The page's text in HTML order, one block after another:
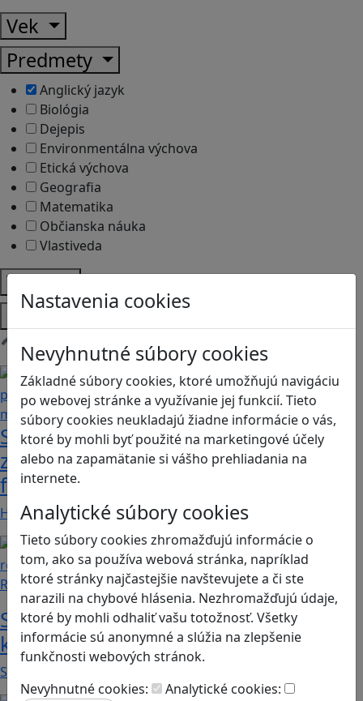
Nastavenia cookies
Nevyhnutné súbory cookies
Základné súbory cookies, ktoré umožňujú navigáciu
po webovej stránke a využívanie jej funkcií. Tieto
súbory cookies neukladajú žiadne informácie o vás,
ktoré by mohli byť použité na marketingové účely
alebo na zapamätanie si vášho prehliadania na
internete.
Analytické súbory cookies
Tieto súbory cookies zhromažďujú informácie o
tom, ako sa používa webová stránka, napríklad
ktoré stránky najčastejšie navštevujete a či ste
narazili na chybové hlásenia. Nezhromažďujú údaje,
ktoré by mohli odhaliť vašu totožnosť. Všetky
informácie sú anonymné a slúžia na zlepšenie
funkčnosti webových stránok.
Nevyhnutné cookies:
Analytické cookies:
Vek
Predmety
Anglický jazyk
Biológia
Dejepis
Environmentálna výchova
Etická výchova
Geografia
Matematika
Občianska náuka
Vlastiveda
Témy
Platformy
Načítam blogy
Stanete sa influencerom, keď budete
zdieľať iba pravdivé, nie alternatívne
fakty? Dozviete sa v hre Follow me
Hráči a hráčky sa stávajú používateľmi/kami…
Recenzie
Smushi Come Home: Milá hra, v
ktorej sa naučíte rozoznávať huby
Smushi Come Home je roztomilá a relaxačná…